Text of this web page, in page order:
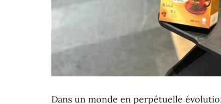
Dans un monde en perpétuelle